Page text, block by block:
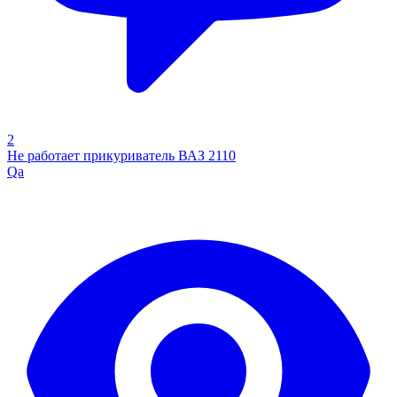
2
Не работает прикуриватель ВАЗ 2110
Qa